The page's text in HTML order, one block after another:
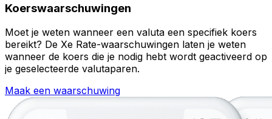
Koerswaarschuwingen
Moet je weten wanneer een valuta een specifiek koers
bereikt? De Xe Rate-waarschuwingen laten je weten
wanneer de koers die je nodig hebt wordt geactiveerd op
je geselecteerde valutaparen.
Maak een waarschuwing